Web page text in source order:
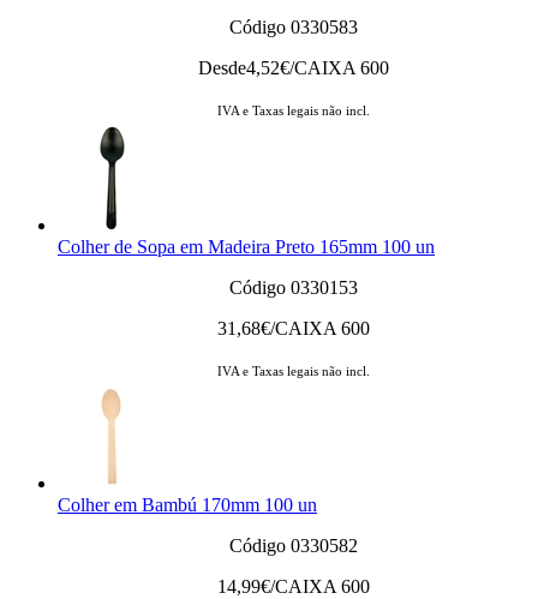
Código 0330583
Desde4,52€/CAIXA 600
IVA e Taxas legais não incl.
Colher de Sopa em Madeira Preto 165mm 100 un
Código 0330153
31,68€/CAIXA 600
IVA e Taxas legais não incl.
Colher em Bambú 170mm 100 un
Código 0330582
14,99€/CAIXA 600